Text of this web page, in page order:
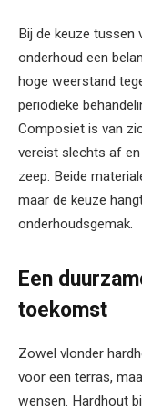
Bij de keuze tussen
onderhoud een
hoge weerstand
periodieke
Composiet is van
vereist slechts af
zeep. Beide
maar de keuze
onderhoudsgemak.
Een
toekomst
Zowel vlonder
voor een terras,
wensen. Hardhout